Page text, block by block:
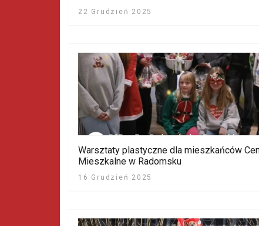
22 Grudzień 2025
Warsztaty plastyczne dla mieszkańców
Mieszkalne w Radomsku
16 Grudzień 2025